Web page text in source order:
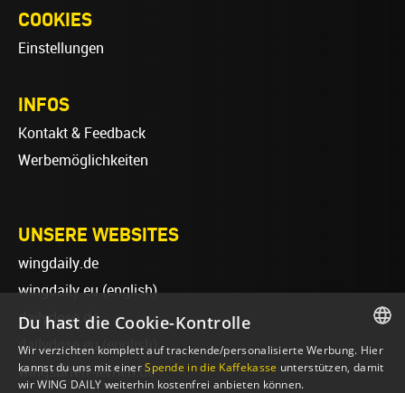
COOKIES
Einstellungen
INFOS
Kontakt & Feedback
Werbemöglichkeiten
UNSERE WEBSITES
wingdaily.de
wingdaily.eu(english)
dailydose.de
dailydose.eu (english)
wingsurfen-lernen.de
GERMAN
Du hast die Cookie-Kontrolle
Wir verzichten komplett auf trackende/personalisierte Werbung. Hier
kannst du uns mit einerSpende in die Kaffekasse unterstützen, damit
wir WING DAILY weiterhin kostenfrei anbieten können.